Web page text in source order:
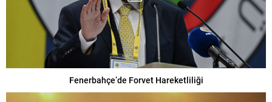
Fenerbahçe’de Forvet Hareketliliği